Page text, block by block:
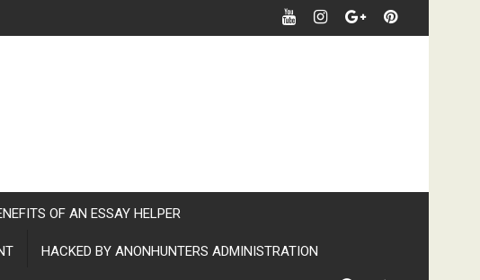
"हर खबर पर पैनी नजर" (IPN)इंडिया पब्लिक न्यूज।
OF AN ESSAY HELPER
HACKED BY ANONHUNTERS ADMINISTRATION